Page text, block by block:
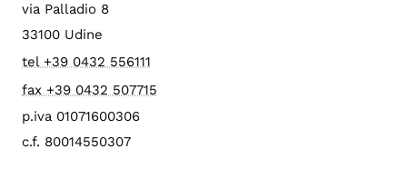
via Palladio 8
33100 Udine
tel +39 0432 556111
fax +39 0432 507715
p.iva 01071600306
c.f. 80014550307